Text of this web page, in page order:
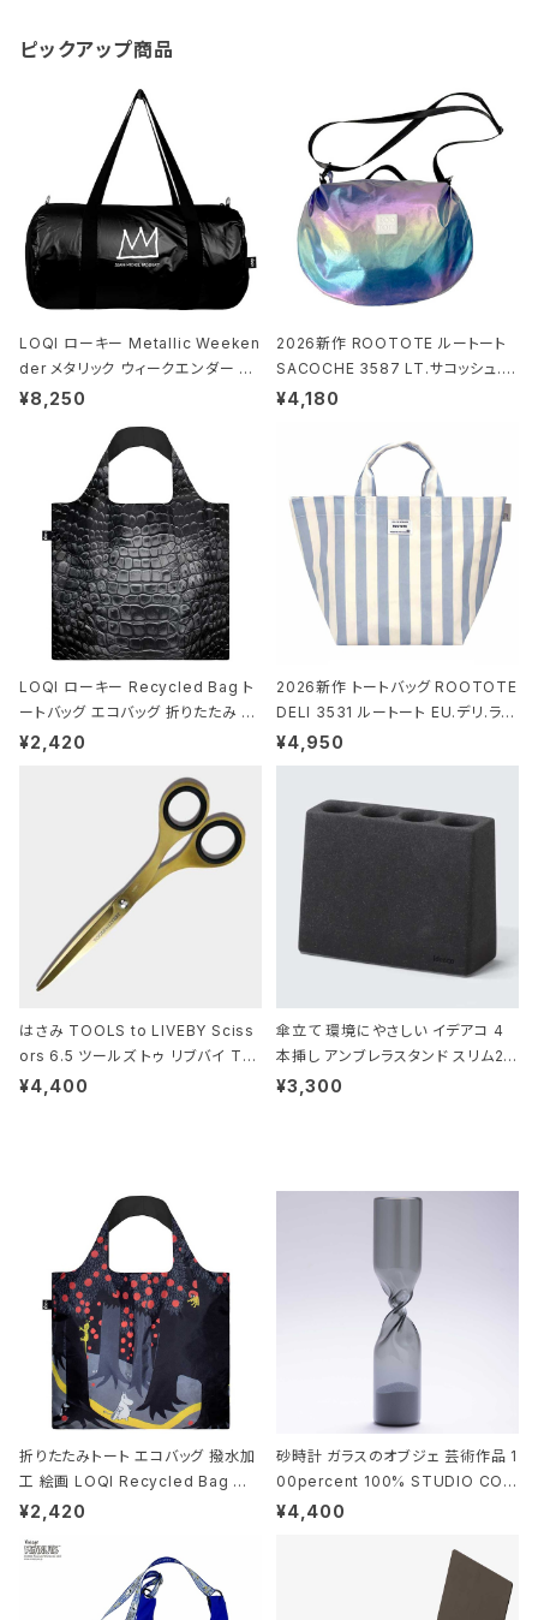
ピックアップ商品
LOQI ローキー Metallic Weeken
der メタリック ウィークエンダー ボ
ストンバッグ ショルダーバッグ JEAN
ck ジャン=ミッシェル・バスキア/クラ
ウン ブラック
¥8,250
2026新作 ROOTOTE ルートート
SACOCHE 3587 LT.サコッシュ.ル
ミエ-B ショルダーバッグ グロスネイ
¥4,180
LOQI ローキー Recycled Bag ト
ートバッグ エコバッグ 折りたたみ 大
きめ 撥水加工 収納ポーチ CROCO
¥2,420
2026新作 トートバッグ ROOTOTE
DELI 3531 ルートート EU.デリ.ラミ
ネート-W サックス・ホワイト
¥4,950
はさみ TOOLS to LIVEBY Sciss
ors 6.5 ツールズ トゥ リブバイ TL
010 シザーズ 6.5 ゴールド
¥4,400
傘立て 環境にやさしい イデアコ 4
本挿し アンブレラスタンド スリム2 i
deaco Umbrella Stand slim2 s
¥3,300
折りたたみトート エコバッグ 撥水加
工 絵画 LOQI Recycled Bag ロ
ーキー 大きめ トートバッグ MOOMI
¥2,420
砂時計 ガラスのオブジェ 芸術作品 1
00percent 100% STUDIO COH
AKU Timeless 100パーセント ス
¥4,400